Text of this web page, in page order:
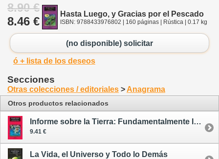
8.90 €
8.46 €
Hasta Luego, y Gracias por el Pescado
ISBN: 9788433976802 | 160 páginas | Rústica | 0.17 kg
(no disponible) solicitar
ó + lista de los deseos
Secciones
Otras colecciones / editoriales > Anagrama
Otros productos relacionados
Informe sobre la Tierra: Fundamentalmente Inofensiva
9.41 €
La Vida, el Universo y Todo lo Demás